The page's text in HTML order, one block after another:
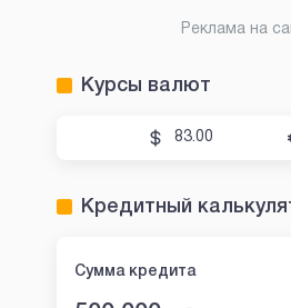
Реклама на
Курсы валют
83.00
Кредитный
Сумма кредита